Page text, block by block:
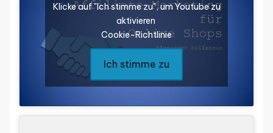
Klicke auf "Ich stimme zu", um Youtube zu
aktivieren
Cookie-Richtlinie
Ich stimme zu